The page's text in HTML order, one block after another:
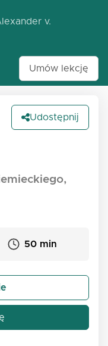
v.
Umów lekcję
Udostępnij
50 min